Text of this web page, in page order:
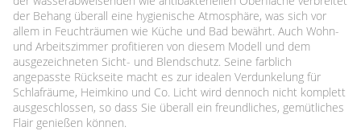
der Behang überall eine hygienische Atmosphäre, was sich vor
allem in Feuchträumen wie Küche und Bad bewährt. Auch Wohn-
und Arbeitszimmer profitieren von diesem Modell und dem
ausgezeichneten Sicht- und Blendschutz. Seine farblich
angepasste Rückseite macht es zur idealen Verdunkelung für
Schlafräume, Heimkino und Co. Licht wird dennoch nicht komplett
ausgeschlossen, so dass Sie überall ein freundliches, gemütliches
Flair genießen können.